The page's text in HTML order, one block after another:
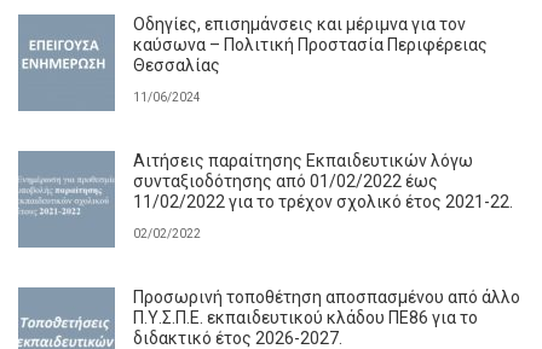
Οδηγίες, επισημάνσεις και μέριμνα για τον
καύσωνα – Πολιτική Προστασία Περιφέρειας
Θεσσαλίας
11/06/2024
Αιτήσεις παραίτησης Εκπαιδευτικών λόγω
συνταξιοδότησης από 01/02/2022 έως
11/02/2022 για το τρέχον σχολικό έτος 2021-22.
02/02/2022
Προσωρινή τοποθέτηση αποσπασμένου από άλλο
Π.Υ.Σ.Π.Ε. εκπαιδευτικού κλάδου ΠΕ86 για το
διδακτικό έτος 2026-2027.